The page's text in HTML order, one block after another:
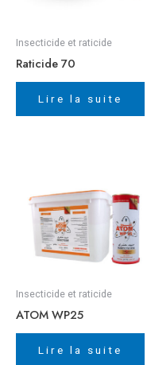
Insecticide et raticide
Raticide 70
Lire la suite
Insecticide et raticide
ATOM WP25
Lire la suite